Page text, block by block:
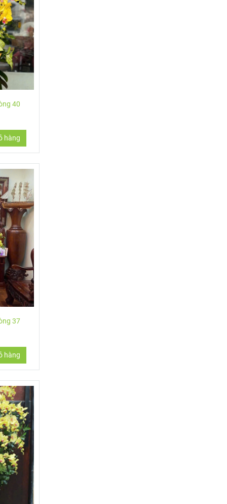
thân
40
hàng
37
hàng